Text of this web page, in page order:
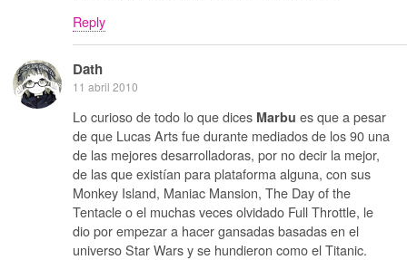
Reply
Dath
11 abril 2010
Lo curioso de todo lo que dices Marbu es que a pesar
de que Lucas Arts fue durante mediados de los 90 una
de las mejores desarrolladoras, por no decir la mejor,
de las que existían para plataforma alguna, con sus
Monkey Island, Maniac Mansion, The Day of the
Tentacle o el muchas veces olvidado Full Throttle, le
dio por empezar a hacer gansadas basadas en el
universo Star Wars y se hundieron como el Titanic.